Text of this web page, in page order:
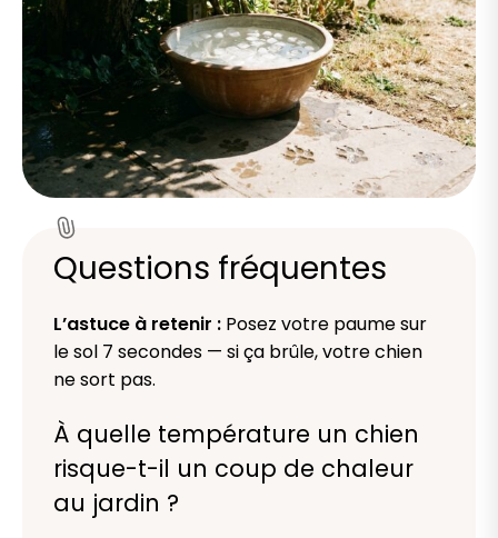
Questions fréquentes
L’astuce à retenir : Posez votre paume sur
le sol 7 secondes — si ça brûle, votre chien
ne sort pas.
À quelle température un chien
risque-t-il un coup de chaleur
au jardin ?